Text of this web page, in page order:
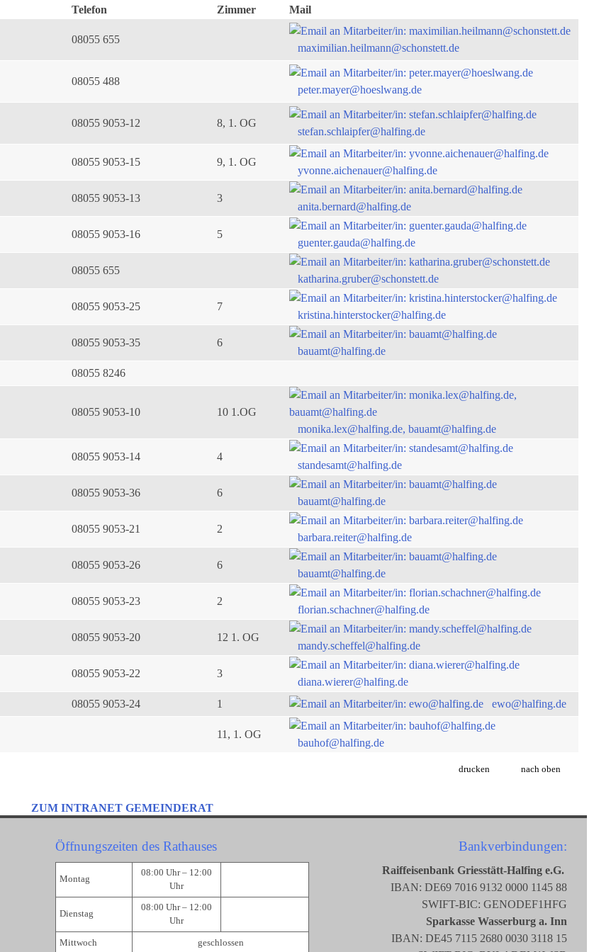
Telefon Zimmer
Mail
08055 655
maximilian.heilmann@schonstett.de
08055 488
peter.mayer@hoeslwang.de
08055 9053-12 8, 1. OG
stefan.schlaipfer@halfing.de
08055 9053-15 9, 1. OG
yvonne.aichenauer@halfing.de
08055 9053-13 3
anita.bernard@halfing.de
08055 9053-16 5
guenter.gauda@halfing.de
08055 655
katharina.gruber@schonstett.de
08055 9053-25 7
kristina.hinterstocker@halfing.de
08055 9053-35 6
bauamt@halfing.de
08055 8246
08055 9053-10
10 1.OG
monika.lex@halfing.de, bauamt@halfing.de
08055 9053-14 4
standesamt@halfing.de
08055 9053-36 6
bauamt@halfing.de
08055 9053-21 2
barbara.reiter@halfing.de
08055 9053-26 6
bauamt@halfing.de
08055 9053-23 2
florian.schachner@halfing.de
08055 9053-20 12 1. OG
mandy.scheffel@halfing.de
08055 9053-22 3
diana.wierer@halfing.de
08055 9053-24 1 ewo@halfing.de
11, 1. OG
bauhof@halfing.de
drucken nach oben
ZUM INTRANET GEMEINDERAT
Öffnungszeiten des Rathauses
Montag
08:00 Uhr – 12:00
Uhr
Dienstag
08:00 Uhr – 12:00
Uhr
Mittwoch geschlossen
Bankverbindungen:
Raiffeisenbank Griesstätt-Halfing e.G.
IBAN: DE69 7016 9132 0000 1145 88
SWIFT-BIC: GENODEF1HFG
Sparkasse Wasserburg a. Inn
IBAN: DE45 7115 2680 0030 3118 15